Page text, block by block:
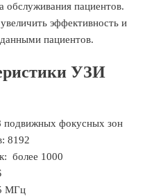
обслуживания пациентов.
эффективность и
данными пациентов.
УЗИ
подвижных фокусных зон
8192
более 1000
МГц